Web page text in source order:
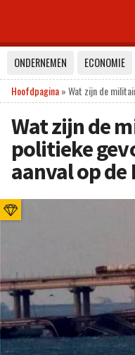
ONDERNEMEN ECONOMIE
Hoofdpagina»Wat zijn de
Wat zijn de
politieke
aanval op